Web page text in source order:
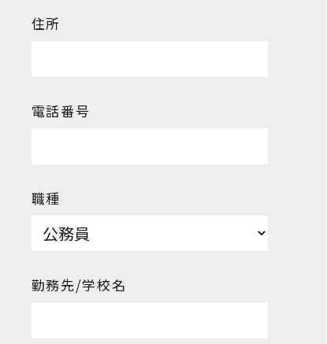
住所
電話番号
職種
勤務先/学校名